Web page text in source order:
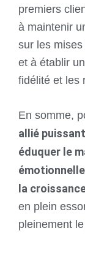
premiers
à maintenir
sur les
et à établir
fidélité et les
En somme,
allié
éduquer le
la
en plein
pleinement